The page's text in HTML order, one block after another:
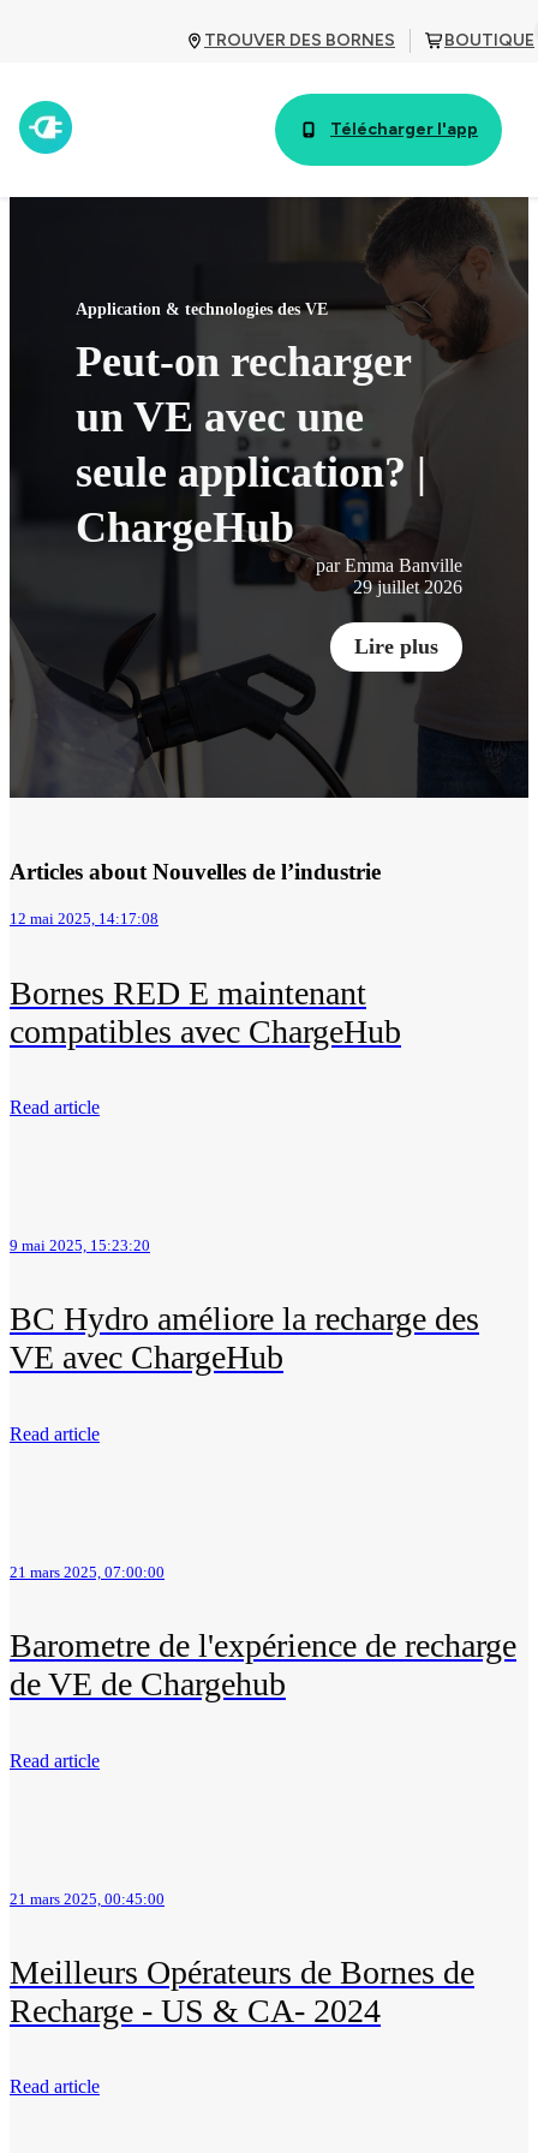
TROUVER DES BORNES BOUTIQUE
Télécharger l'app
Application & technologies des VE
Peut-on recharger
un VE avec une
seule application? |
ChargeHub
par Emma Banville
29 juillet 2026
Lire plus
Articles about Nouvelles de l’industrie
12 mai 2025, 14:17:08
Bornes RED E maintenant
compatibles avec ChargeHub
Read article
9 mai 2025, 15:23:20
BC Hydro améliore la recharge des
VE avec ChargeHub
Read article
21 mars 2025, 07:00:00
Barometre de l'expérience de recharge
de VE de Chargehub
Read article
21 mars 2025, 00:45:00
Meilleurs Opérateurs de Bornes de
Recharge - US & CA- 2024
Read article